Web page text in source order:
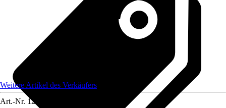
Weitere Artikel des Verkäufers
Art.-Nr. 12583297